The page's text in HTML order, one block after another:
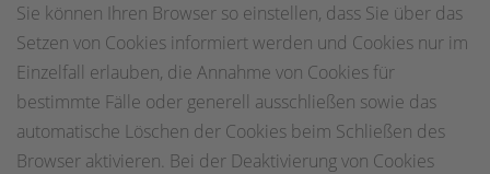
Sie können Ihren Browser so einstellen, dass Sie über das
Setzen von Cookies informiert werden und Cookies nur im
Einzelfall erlauben, die Annahme von Cookies für
bestimmte Fälle oder generell ausschließen sowie das
automatische Löschen der Cookies beim Schließen des
Browser aktivieren. Bei der Deaktivierung von Cookies